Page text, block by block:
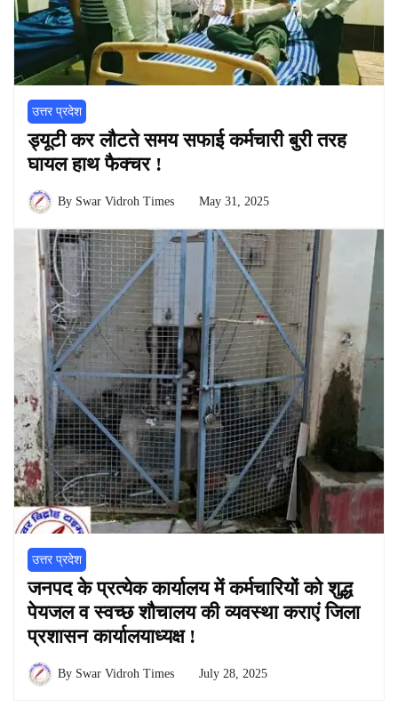
उत्तर प्रदेश
ड्यूटी कर लौटते समय सफाई कर्मचारी बुरी तरह
घायल हाथ फैक्चर !
By Swar Vidroh Times May 31, 2025
उत्तर प्रदेश
जनपद के प्रत्येक कार्यालय में कर्मचारियों को शुद्ध
पेयजल व स्वच्छ शौचालय की व्यवस्था कराएं जिला
प्रशासन कार्यालयाध्यक्ष !
By Swar Vidroh Times July 28, 2025